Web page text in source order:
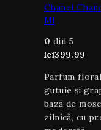
Chanel
Ml
0 din 5
lei399.99
Parfum
gutuie și
bază de
zilnică, cu